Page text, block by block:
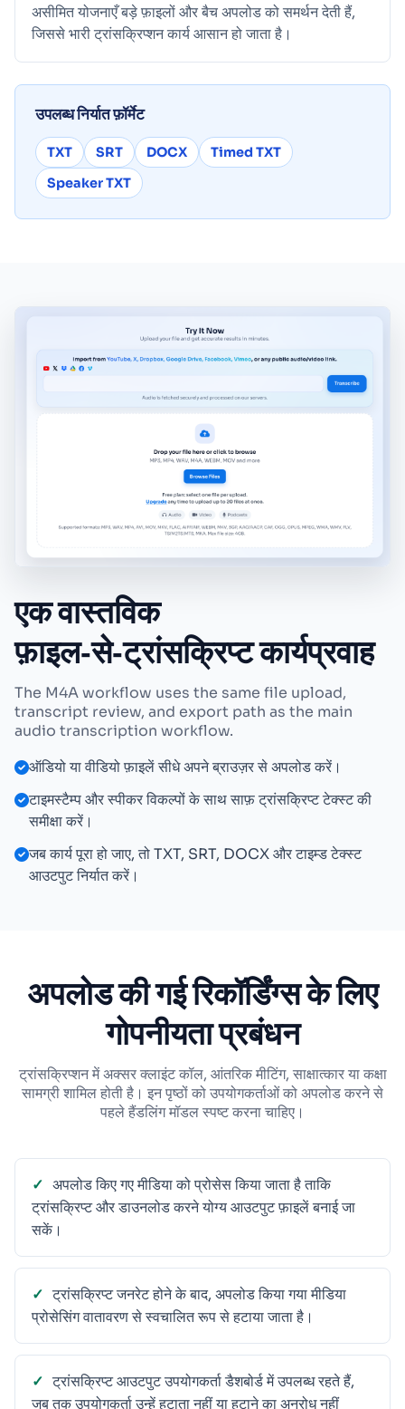
असीमित योजनाएँ बड़े फ़ाइलों और बैच अपलोड को समर्थन देती हैं,
जिससे भारी ट्रांसक्रिप्शन कार्य आसान हो जाता है।
उपलब्ध निर्यात फ़ॉर्मेट
TXT SRT DOCX
Timed TXT
Speaker TXT
एक वास्तविक
फ़ाइल‑से‑ट्रांसक्रिप्ट कार्यप्रवाह
The M4A workflow uses the same file upload,
transcript review, and export path as the main
audio transcription workflow.
ऑडियो या वीडियो फ़ाइलें सीधे अपने ब्राउज़र से अपलोड करें।
टाइमस्टैम्प और स्पीकर विकल्पों के साथ साफ़ ट्रांसक्रिप्ट टेक्स्ट की
समीक्षा करें।
जब कार्य पूरा हो जाए, तो TXT, SRT, DOCX और टाइम्ड टेक्स्ट
आउटपुट निर्यात करें।
अपलोड की गई रिकॉर्डिंग्स के लिए
गोपनीयता प्रबंधन
ट्रांसक्रिप्शन में अक्सर क्लाइंट कॉल, आंतरिक मीटिंग, साक्षात्कार या कक्षा
सामग्री शामिल होती है। इन पृष्ठों को उपयोगकर्ताओं को अपलोड करने से
पहले हैंडलिंग मॉडल स्पष्ट करना चाहिए।
अपलोड किए गए मीडिया को प्रोसेस किया जाता है ताकि
ट्रांसक्रिप्ट और डाउनलोड करने योग्य आउटपुट फ़ाइलें बनाई जा
सकें।
ट्रांसक्रिप्ट जनरेट होने के बाद, अपलोड किया गया मीडिया
प्रोसेसिंग वातावरण से स्वचालित रूप से हटाया जाता है।
ट्रांसक्रिप्ट आउटपुट उपयोगकर्ता डैशबोर्ड में उपलब्ध रहते हैं,
जब तक उपयोगकर्ता उन्हें हटाता नहीं या हटाने का अनुरोध नहीं